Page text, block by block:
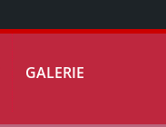
GALERIE